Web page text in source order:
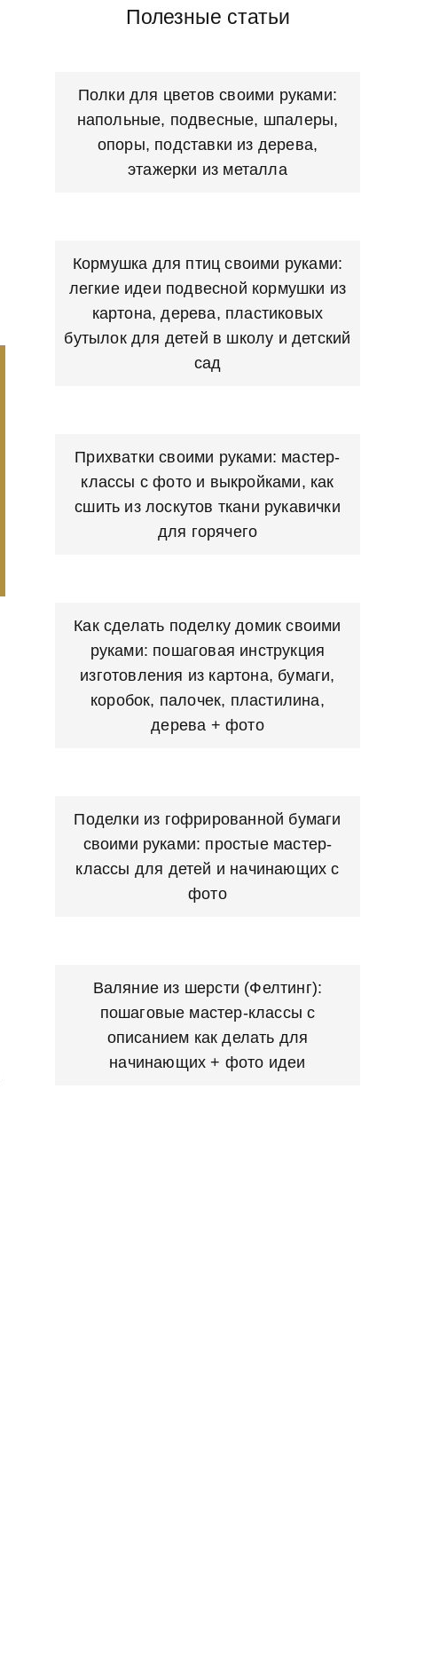
Полезные статьи
Полки для цветов своими руками:
напольные, подвесные, шпалеры,
опоры, подставки из дерева,
этажерки из металла
Кормушка для птиц своими руками:
легкие идеи подвесной кормушки из
картона, дерева, пластиковых
бутылок для детей в школу и детский
сад
Прихватки своими руками: мастер-
классы с фото и выкройками, как
сшить из лоскутов ткани рукавички
для горячего
Как сделать поделку домик своими
руками: пошаговая инструкция
изготовления из картона, бумаги,
коробок, палочек, пластилина,
дерева + фото
Поделки из гофрированной бумаги
своими руками: простые мастер-
классы для детей и начинающих с
фото
Валяние из шерсти (Фелтинг):
пошаговые мастер-классы с
описанием как делать для
начинающих + фото идеи